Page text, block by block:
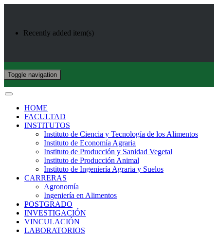
Recently added item(s)
Toggle navigation
HOME
FACULTAD
INSTITUTOS
Instituto de Ciencia y Tecnología de los Alimentos
Instituto de Economía Agraria
Instituto de Producción y Sanidad Vegetal
Instituto de Producción Animal
Instituto de Ingeniería Agraria y Suelos
CARRERAS
Agronomía
Ingeniería en Alimentos
POSTGRADO
INVESTIGACIÓN
VINCULACIÓN
LABORATORIOS